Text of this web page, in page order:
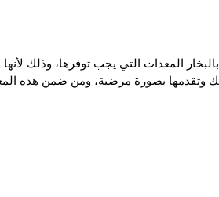
المعدات التي يجب توفرها، وذلك
وتقدمها بصورة مرضية، ومن ضمن هذه